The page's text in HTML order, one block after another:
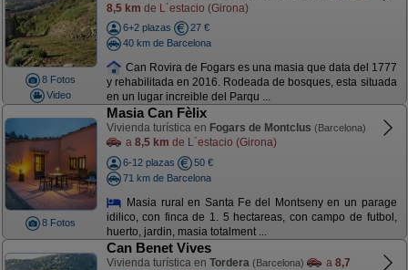
8 Fotos
Video
8,5 km de L´estacio (Girona)
6+2 plazas
27 €
40 km de Barcelona
Can Rovira de Fogars es una masia que data del 1777
y rehabilitada en 2016. Rodeada de bosques, esta situada
en un lugar increible del Parqu ...
8 Fotos
Masia Can Fèlix
Vivienda turística en Fogars de Montclus (Barcelona)
a 8,5 km de L´estacio (Girona)
6-12 plazas
50 €
71 km de Barcelona
Masia rural en Santa Fe del Montseny en un parage
idilico, con finca de 1. 5 hectareas, con campo de futbol,
huerto, jardin, masia totalment ...
Can Benet Vives
Vivienda turística en Tordera (Barcelona) a 8,7